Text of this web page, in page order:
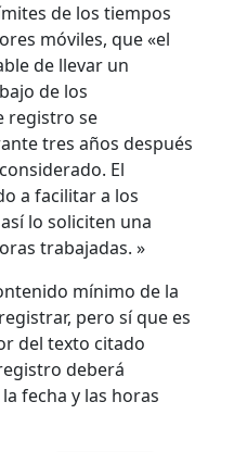
de los tiempos
móviles, que «el
de llevar un
de los
registro se
tres años después
El
a facilitar a los
lo soliciten una
trabajadas. »
mínimo de la
pero sí que es
del texto citado
deberá
fecha y las horas